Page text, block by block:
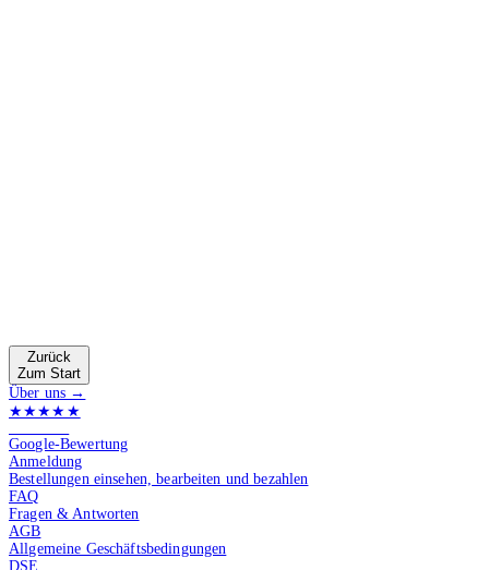
Zurück
Zum Start
Über uns →
★★★★★
Google-Bewertung
Anmeldung
Bestellungen einsehen, bearbeiten und bezahlen
FAQ
Fragen & Antworten
AGB
Allgemeine Geschäftsbedingungen
DSE